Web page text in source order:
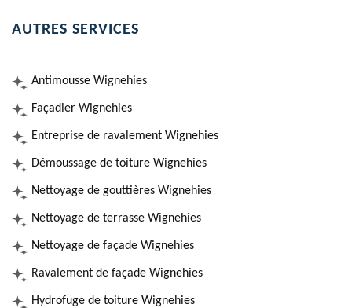
AUTRES SERVICES
Antimousse Wignehies
Façadier Wignehies
Entreprise de ravalement Wignehies
Démoussage de toiture Wignehies
Nettoyage de gouttières Wignehies
Nettoyage de terrasse Wignehies
Nettoyage de façade Wignehies
Ravalement de façade Wignehies
Hydrofuge de toiture Wignehies